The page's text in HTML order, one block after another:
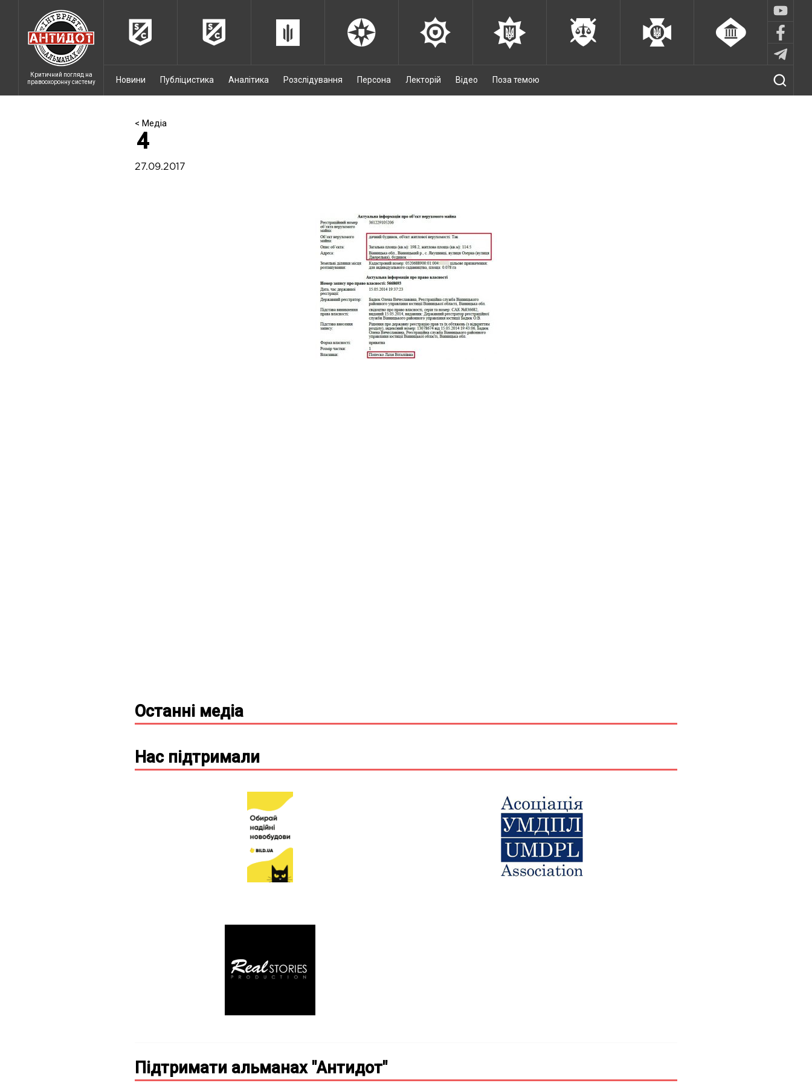
Критичний погляд на
правоохоронну систему
Новини Публіцистика Аналітика Розслідування Персона Лекторій Відео Поза темою
< Медіа
4
27.09.2017
Останні медіа
Нас підтримали
Підтримати альманах "Антидот"